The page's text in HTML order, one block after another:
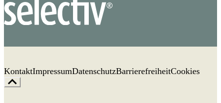
KontaktImpressumDatenschutzBarrierefreiheitCookies